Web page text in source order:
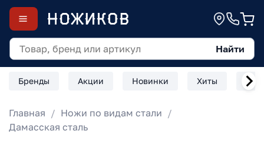
Найти
Бренды Акции Новинки Хиты
Главная
Ножи по видам стали
Дамасская сталь